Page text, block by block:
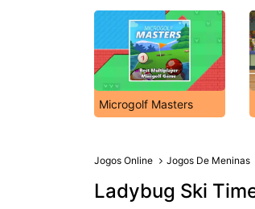
Microgolf Masters
Jogos Online Jogos De Meninas
Ladybug Ski